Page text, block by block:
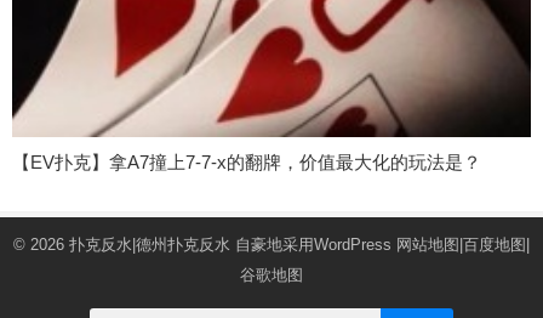
【EV扑克】拿A7撞上7-7-x的翻牌，价值最大化的玩法是？
© 2026 扑克反水|德州扑克反水 自豪地采用WordPress 网站地图|百度地图|
谷歌地图